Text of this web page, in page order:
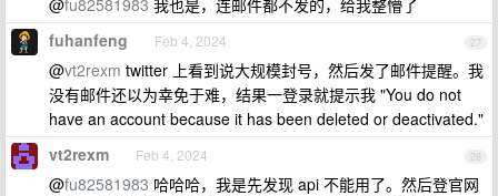
@fu82581983 我也是，连邮件都不发的，给我整懵了
27
fuhanfeng Feb 4, 2024
@vt2rexm twitter 上看到说大规模封号，然后发了邮件提醒。我
没有邮件还以为幸免于难，结果一登录就提示我 "You do not
have an account because it has been deleted or deactivated."
28
vt2rexm Feb 4, 2024
@fu82581983 哈哈哈，我是先发现 api 不能用了。然后登官网